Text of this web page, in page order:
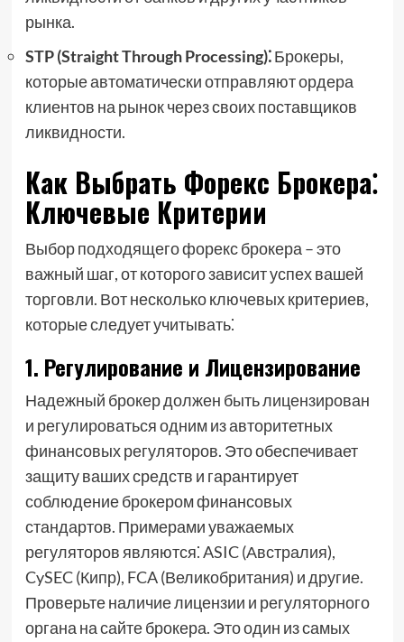
рынка.
STP (Straight Through Processing)⁚Брокеры,
которые автоматически отправляют ордера
клиентов на рынок через своих поставщиков
ликвидности.
Как Выбрать Форекс Брокера⁚
Ключевые Критерии
Выбор подходящего форекс брокера – это
важный шаг, от которого зависит успех вашей
торговли. Вот несколько ключевых критериев,
которые следует учитывать⁚
1. Регулирование и Лицензирование
Надежный брокер должен быть лицензирован
и регулироваться одним из авторитетных
финансовых регуляторов. Это обеспечивает
защиту ваших средств и гарантирует
соблюдение брокером финансовых
стандартов. Примерами уважаемых
регуляторов являются⁚ ASIC (Австралия),
CySEC (Кипр), FCA (Великобритания) и другие.
Проверьте наличие лицензии и регуляторного
органа на сайте брокера. Это один из самых